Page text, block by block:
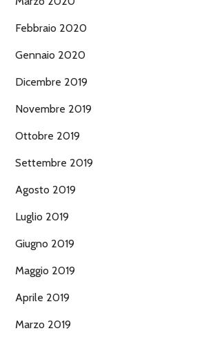
Febbraio 2020
Gennaio 2020
Dicembre 2019
Novembre 2019
Ottobre 2019
Settembre 2019
Agosto 2019
Luglio 2019
Giugno 2019
Maggio 2019
Aprile 2019
Marzo 2019